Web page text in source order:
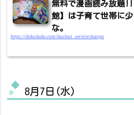
無料で漫画読み放題
館】は子育て世帯に
な。
https://dokoikuko.com/ikuchan_service/manga
8月7日(水)